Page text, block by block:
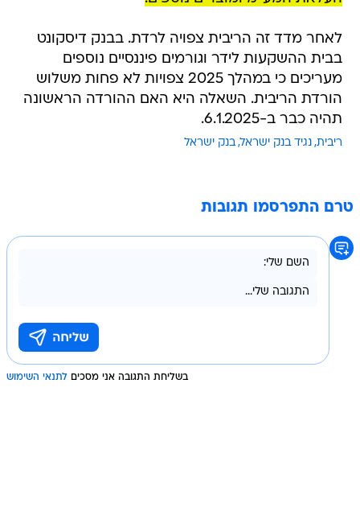
לאחר מדד זה הריבית צפויה לרדת. בבנק דיסקונט
בבית ההשקעות לידר וגורמים פיננסיים נוספים
מעריכים כי במהלך 2025 צפויות לא פחות משלוש
הורדת הריבית. השאלה היא האם ההורדה הראשונה
תהיה כבר ב-6.1.2025.
ריבית נגיד בנק ישראל בנק ישראל
טרם התפרסמו תגובות
בשליחת התגובה אני מסכים לתנאי השימוש